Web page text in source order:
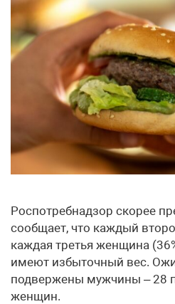
Роспотребнадзор скорее
сообщает, что каждый
каждая третья женщина
имеют избыточный вес.
подвержены мужчины – 28
женщин.